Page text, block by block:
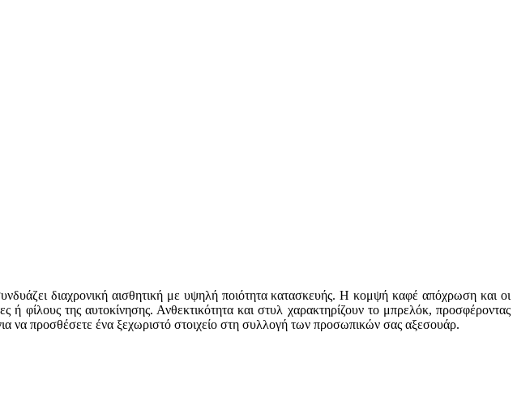
διαχρονική αισθητική με υψηλή ποιότητα κατασκευής. Η κομψή καφέ απόχρωση και οι
φίλους της αυτοκίνησης. Ανθεκτικότητα και στυλ χαρακτηρίζουν το μπρελόκ, προσφέροντας
να προσθέσετε ένα ξεχωριστό στοιχείο στη συλλογή των προσωπικών σας αξεσουάρ.